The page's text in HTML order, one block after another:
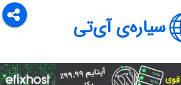
سیاره‌ی آی‌تی